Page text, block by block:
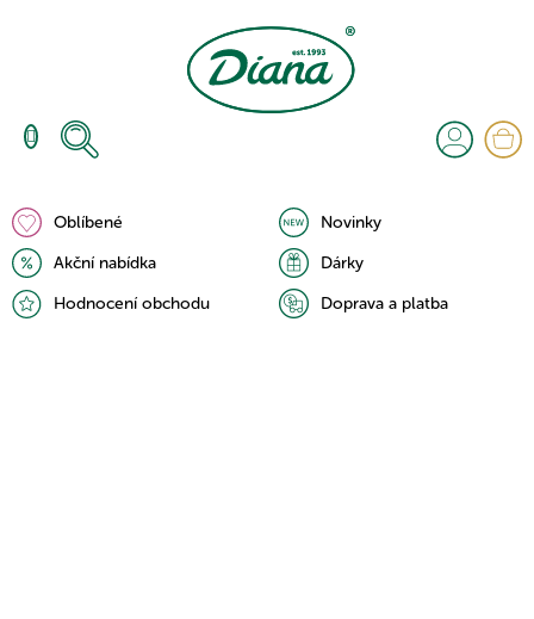
Oblíbené
Novinky
Akční nabídka
Dárky
Hodnocení obchodu
Doprava a platba